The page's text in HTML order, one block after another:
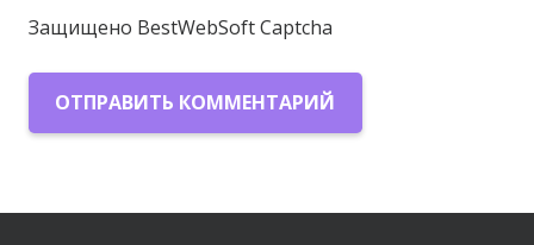
Защищено BestWebSoft Captcha
ОТПРАВИТЬ КОММЕНТАРИЙ